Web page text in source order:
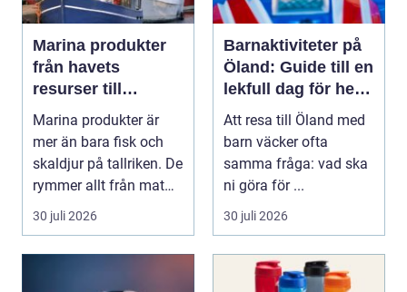
Marina produkter
från havets
resurser till
hållbara
upplevelser
Marina produkter är
mer än bara fisk och
skaldjur på tallriken. De
rymmer allt från mat
och hälsa ti...
30 juli 2026
Barnaktiviteter på
Öland: Guide till en
lekfull dag för hela
familjen
Att resa till Öland med
barn väcker ofta
samma fråga: vad ska
ni göra för ...
30 juli 2026